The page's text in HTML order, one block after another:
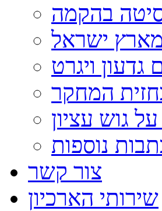
בהקמה
ישראל
ויגרט
המחקר
גוש עציון
נוספות
צור קשר
שירותי הארכיון